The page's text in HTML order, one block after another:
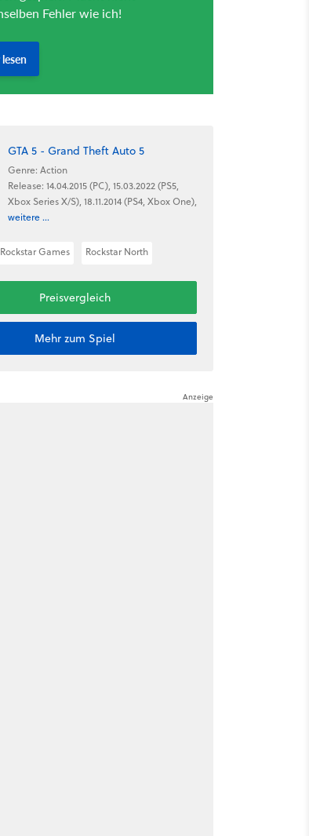
GTA 5 - Grand Theft Auto 5
Genre: Action
Release: 14.04.2015 (PC), 15.03.2022 (PS5,
Xbox Series X/S), 18.11.2014 (PS4, Xbox One),
weitere ...
Rockstar Games Rockstar North
Preisvergleich
Mehr zum Spiel